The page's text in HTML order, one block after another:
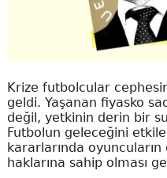
Krize futbolcular
geldi. Yaşanan fiyasko
değil, yetkinin derin bir
Futbolun geleceğini
kararlarında oyuncuların
haklarına sahip olması